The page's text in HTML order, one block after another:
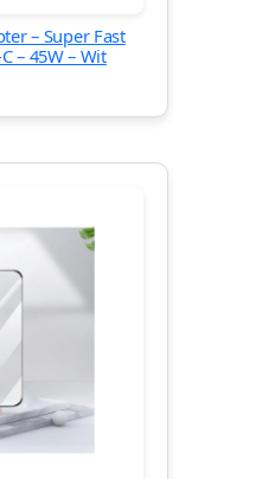
– Super Fast
– 45W – Wit